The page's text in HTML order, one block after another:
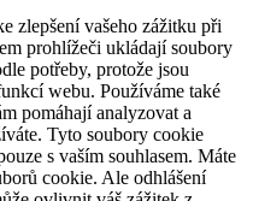
zlepšení vašeho zážitku při
prohlížeči ukládají soubory
potřeby, protože jsou
webu. Používáme také
pomáhají analyzovat a
Tyto soubory cookie
s vaším souhlasem. Máte
cookie. Ale odhlášení